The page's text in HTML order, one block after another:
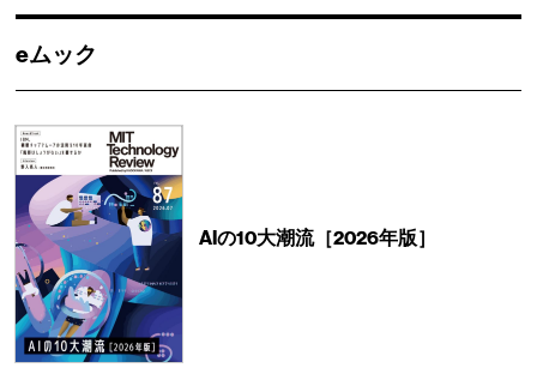
eムック
AIの10大潮流［2026年版］